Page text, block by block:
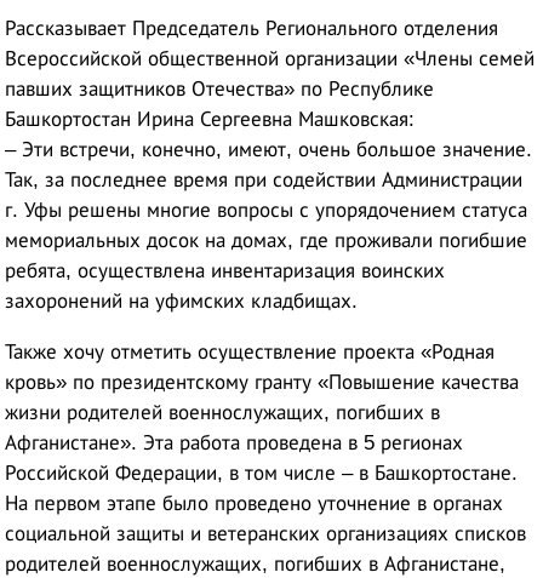
Рассказывает Председатель Регионального отделения
Всероссийской общественной организации «Члены семей
павших защитников Отечества» по Республике
Башкортостан Ирина Сергеевна Машковская:
– Эти встречи, конечно, имеют, очень большое значение.
Так, за последнее время при содействии Администрации
г. Уфы решены многие вопросы с упорядочением статуса
мемориальных досок на домах, где проживали погибшие
ребята, осуществлена инвентаризация воинских
захоронений на уфимских кладбищах.
Также хочу отметить осуществление проекта «Родная
кровь» по президентскому гранту «Повышение качества
жизни родителей военнослужащих, погибших в
Афганистане». Эта работа проведена в 5 регионах
Российской Федерации, в том числе – в Башкортостане.
На первом этапе было проведено уточнение в органах
социальной защиты и ветеранских организациях списков
родителей военнослужащих, погибших в Афганистане,